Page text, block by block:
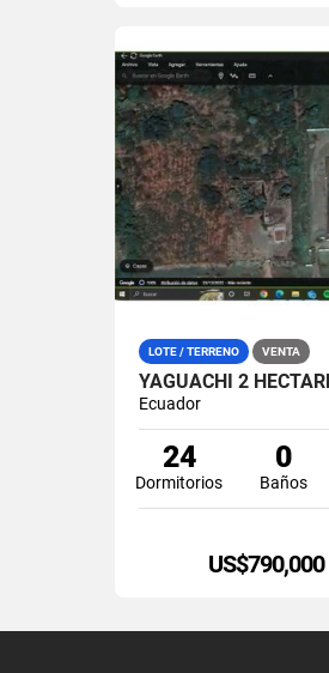
LOTE / TERRENO VENTA
Ecuador
24
Dormitorios
0
Baños
US$790,000